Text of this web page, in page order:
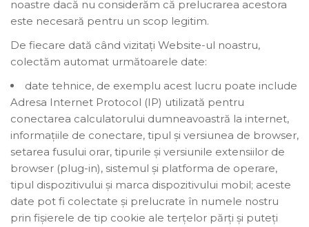
noastre dacă nu considerăm că prelucrarea acestora
este necesară pentru un scop legitim.
De fiecare dată când vizitați Website-ul noastru,
colectăm automat următoarele date:
date tehnice, de exemplu acest lucru poate include
Adresa Internet Protocol (IP) utilizată pentru
conectarea calculatorului dumneavoastră la internet,
informațiile de conectare, tipul și versiunea de browser,
setarea fusului orar, tipurile și versiunile extensiilor de
browser (plug-in), sistemul și platforma de operare,
tipul dispozitivului și marca dispozitivului mobil; aceste
date pot fi colectate și prelucrate în numele nostru
prin fişierele de tip cookie ale terțelor părți și puteți